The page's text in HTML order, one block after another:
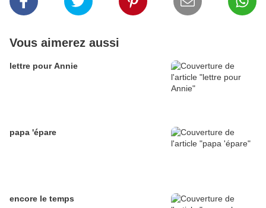
Vous aimerez aussi
lettre pour Annie
papa 'épare
encore le temps